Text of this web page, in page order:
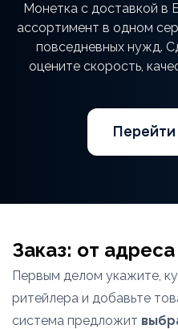
Монетка с доставкой в
ассортимент в одном
повседневных нужд.
оцените скорость,
Перейти
Заказ: от
Первым делом укажите,
ритейлера и добавьте
система предложит